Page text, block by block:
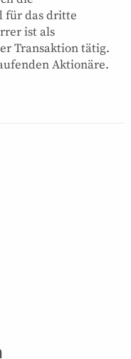
für das dritte
ist als
Transaktion tätig.
Aktionäre.